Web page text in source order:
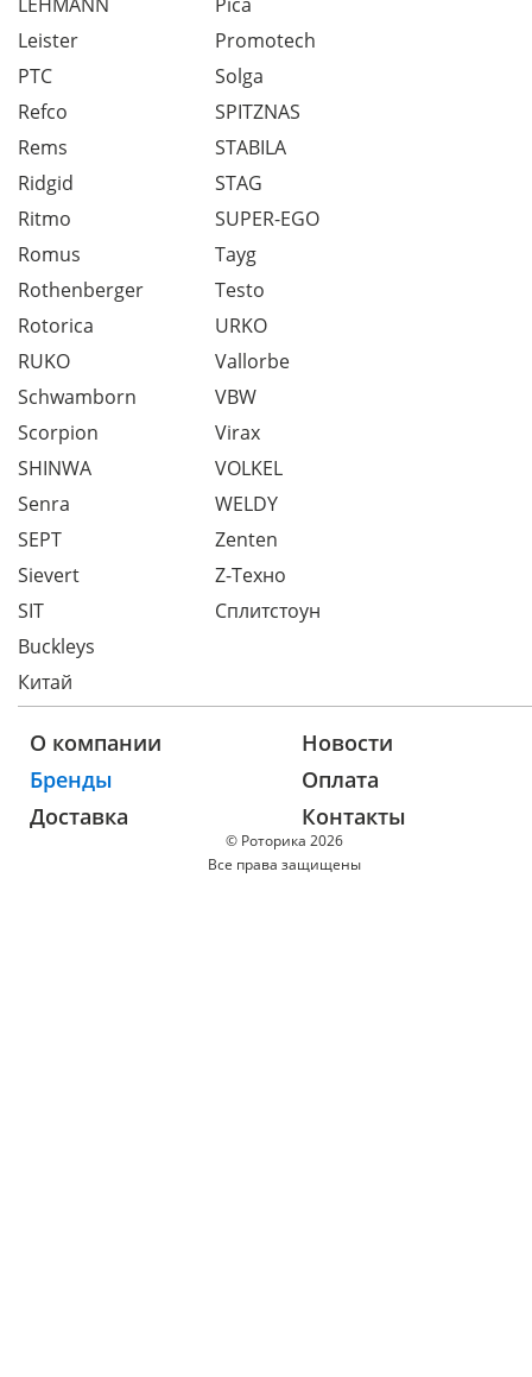
Leister
Promotech
PTC
Refco
Rems
Ridgid
Ritmo
Romus
Rothenberger
Rotorica
RUKO
Schwamborn
Scorpion
SHINWA
Senra
SEPT
Sievert
SIT
Solga
SPITZNAS
STABILA
STAG
SUPER-EGO
Tayg
Testo
URKO
Vallorbe
VBW
Virax
VOLKEL
WELDY
Zenten
Z-Техно
Сплитстоун
Buckleys
Китай
© Роторика 2026
Все права защищены
О компании
Новости
Бренды
Оплата
Доставка
Контакты